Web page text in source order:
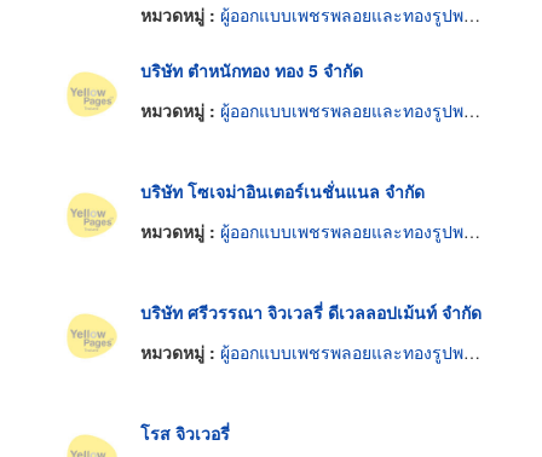
หมวดหมู่ : ผู้ออกแบบเพชรพลอยและทองรูปพรรณ
บริษัท ตำหนักทอง ทอง 5 จำกัด
หมวดหมู่ : ผู้ออกแบบเพชรพลอยและทองรูปพรรณ
บริษัท โซเจม่าอินเตอร์เนชั่นแนล จำกัด
หมวดหมู่ : ผู้ออกแบบเพชรพลอยและทองรูปพรรณ
บริษัท ศรีวรรณา จิวเวลรี่ ดีเวลลอปเม้นท์ จำกัด
หมวดหมู่ : ผู้ออกแบบเพชรพลอยและทองรูปพรรณ
โรส จิวเวอรี่